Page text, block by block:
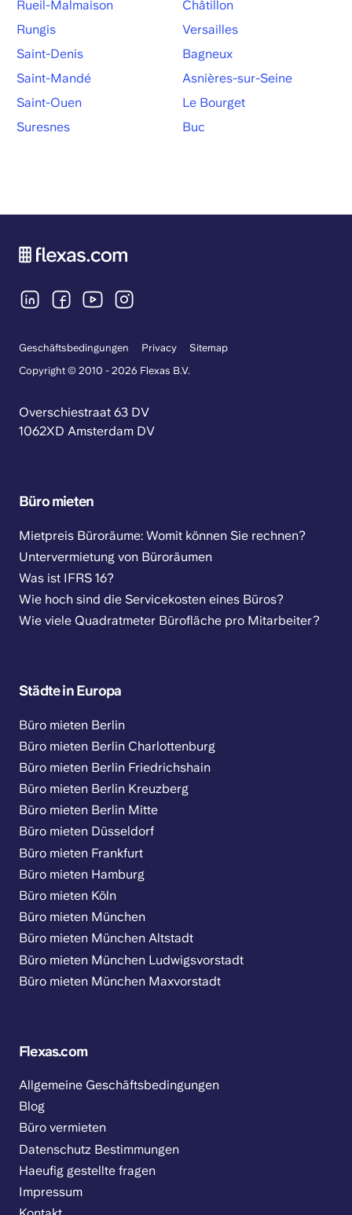
Rueil-Malmaison
Rungis
Saint-Denis
Saint-Mandé
Saint-Ouen
Suresnes
Châtillon
Versailles
Bagneux
Asnières-sur-Seine
Le Bourget
Buc
Geschäftsbedingungen Privacy
Sitemap
Copyright © 2010 - 2026 Flexas B.V.
Overschiestraat 63 DV
1062XD Amsterdam DV
Büro mieten
Mietpreis Büroräume: Womit können Sie rechnen?
Untervermietung von Büroräumen
Was ist IFRS 16?
Wie hoch sind die Servicekosten eines Büros?
Wie viele Quadratmeter Bürofläche pro Mitarbeiter?
Städte in Europa
Büro mieten Berlin
Büro mieten Berlin Charlottenburg
Büro mieten Berlin Friedrichshain
Büro mieten Berlin Kreuzberg
Büro mieten Berlin Mitte
Büro mieten Düsseldorf
Büro mieten Frankfurt
Büro mieten Hamburg
Büro mieten Köln
Büro mieten München
Büro mieten München Altstadt
Büro mieten München Ludwigsvorstadt
Büro mieten München Maxvorstadt
Flexas.com
Allgemeine Geschäftsbedingungen
Blog
Büro vermieten
Datenschutz Bestimmungen
Haeufig gestellte fragen
Impressum